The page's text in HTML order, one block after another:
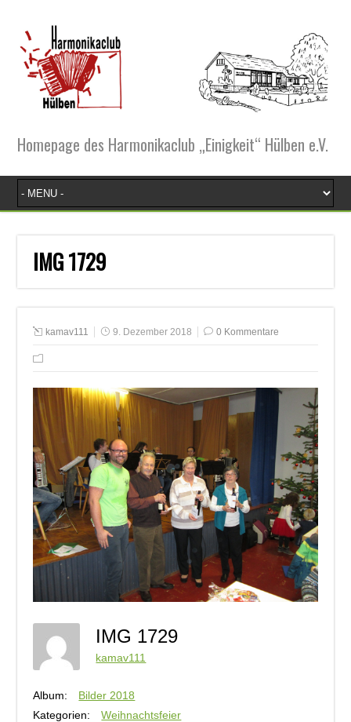
Homepage des Harmonikaclub „Einigkeit“ Hülben e.V.
IMG 1729
kamav111 9. Dezember 2018 0 Kommentare
IMG 1729
kamav111
Album:
Bilder 2018
Kategorien:
Weihnachtsfeier